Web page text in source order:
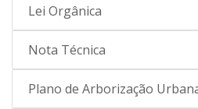
Lei Orgânica
Nota Técnica
Plano de Arborização